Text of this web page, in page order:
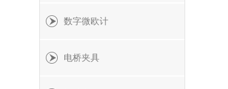
数字微欧计
电桥夹具